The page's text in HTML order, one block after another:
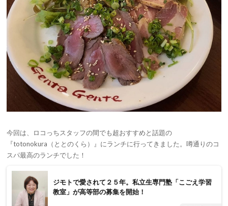
今回は、ロコっちスタッフの間でも超おすすめと話題の
『totonokura（ととのくら）』にランチに行ってきました。噂通りのコ
スパ最高のランチでした！
ジモトで愛されて２５年。私立生専門塾「こごえ学習
教室」が高等部の募集を開始！